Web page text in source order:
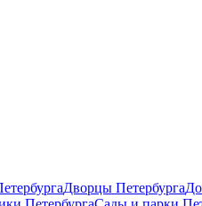
Дворцы Петербурга